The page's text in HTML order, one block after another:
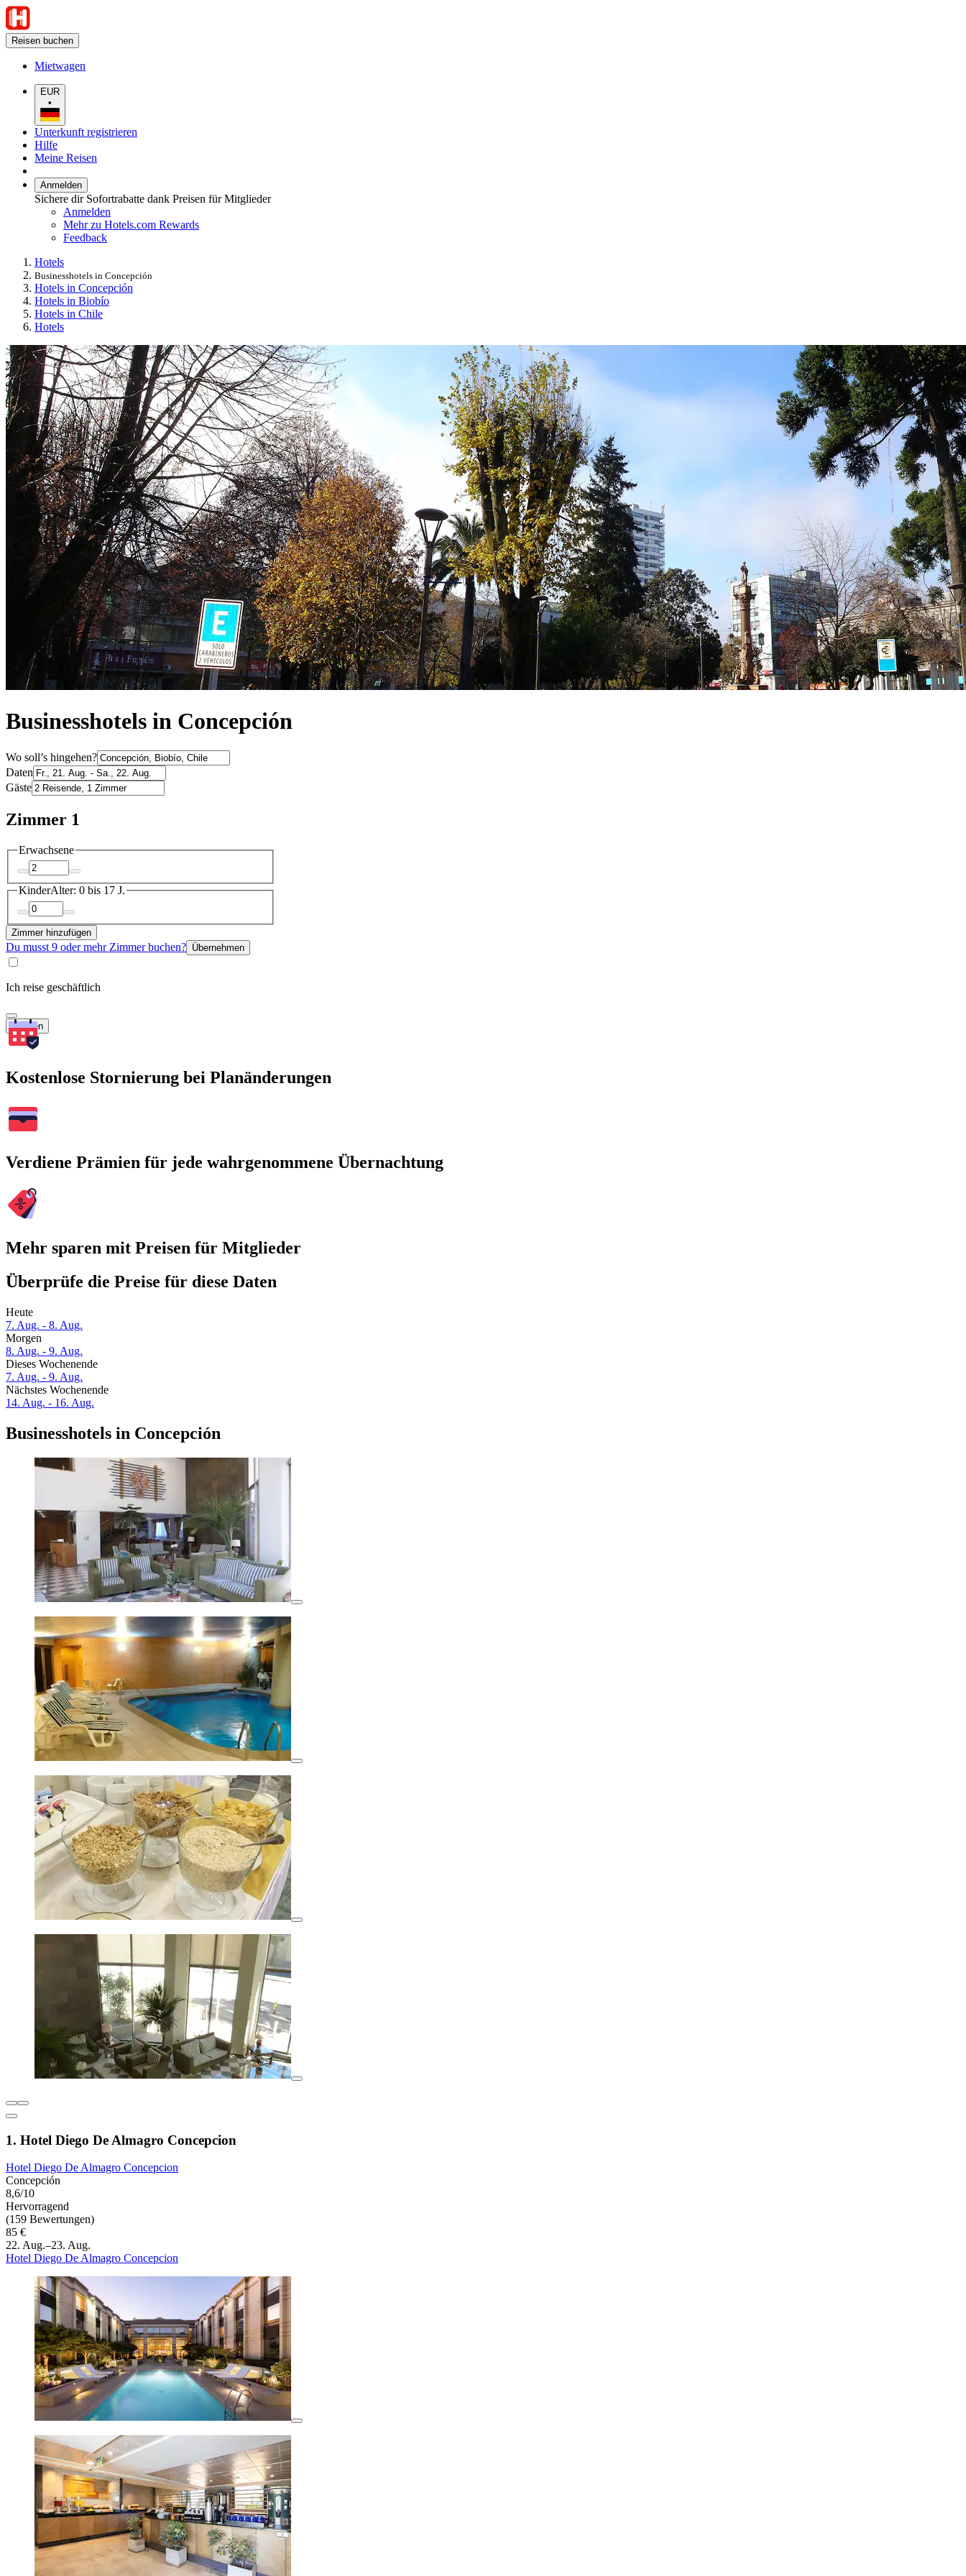
Reisen buchen
Mietwagen
EUR
•
Unterkunft registrieren
Hilfe
Meine Reisen
Anmelden
Sichere dir Sofortrabatte dank Preisen für Mitglieder
Anmelden
Mehr zu Hotels.com Rewards
Feedback
Hotels
Businesshotels in Concepción
Hotels in Concepción
Hotels in Biobío
Hotels in Chile
Hotels
Businesshotels in Concepción
Wo soll’s hingehen?
Daten
Gäste
Zimmer 1
Erwachsene
KinderAlter: 0 bis 17 J.
Zimmer hinzufügen
Du musst 9 oder mehr Zimmer buchen? Übernehmen
Ich reise geschäftlich
Suchen
Kostenlose Stornierung bei Planänderungen
Verdiene Prämien für jede wahrgenommene Übernachtung
Mehr sparen mit Preisen für Mitglieder
Überprüfe die Preise für diese Daten
Heute
7. Aug. - 8. Aug.
Morgen
8. Aug. - 9. Aug.
Dieses Wochenende
7. Aug. - 9. Aug.
Nächstes Wochenende
14. Aug. - 16. Aug.
Businesshotels in Concepción
1. Hotel Diego De Almagro Concepcion
Hotel Diego De Almagro Concepcion
Concepción
8,6/10
Hervorragend
(159 Bewertungen)
85 €
22. Aug.–23. Aug.
Hotel Diego De Almagro Concepcion